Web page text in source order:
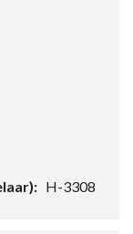
H-3308